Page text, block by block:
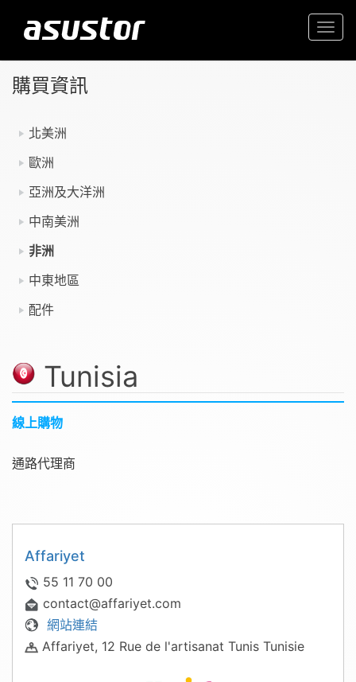
購買資訊
北美洲
歐洲
亞洲及大洋洲
中南美洲
非洲
中東地區
配件
Tunisia
線上購物
通路代理商
Affariyet
55 11 70 00
contact@affariyet.com
網站連結
Affariyet, 12 Rue de l'artisanat Tunis Tunisie